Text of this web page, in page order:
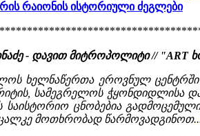
რაიონის ისტორიული ძეგლები
- დავით მიტროპოლიტი // "ART
ხელნაწერთა ეროვნულ ცენტრში
სამეგრელოს ჭყონდიდლისა
საისტორიო ცნობებია
მოთხრობად